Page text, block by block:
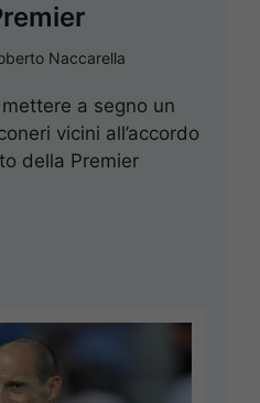
Naccarella
a segno un
vicini all’accordo
della Premier